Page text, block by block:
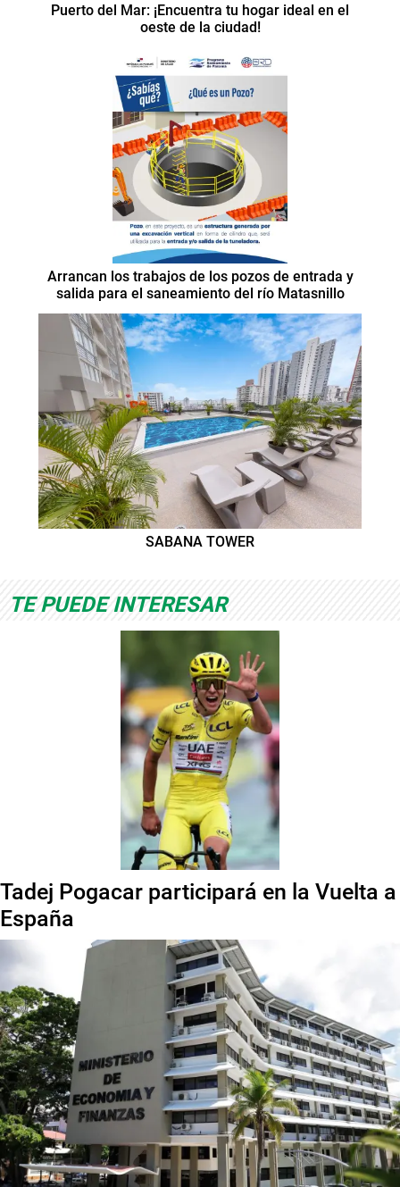
Puerto del Mar: ¡Encuentra tu hogar ideal en el
oeste de la ciudad!
Arrancan los trabajos de los pozos de entrada y
salida para el saneamiento del río Matasnillo
SABANA TOWER
TE PUEDE INTERESAR
Tadej Pogacar participará en la Vuelta a
España